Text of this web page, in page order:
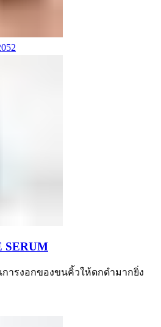
SERUM
ารงอกของขนคิ้วให้ดกดำมากยิ่ง